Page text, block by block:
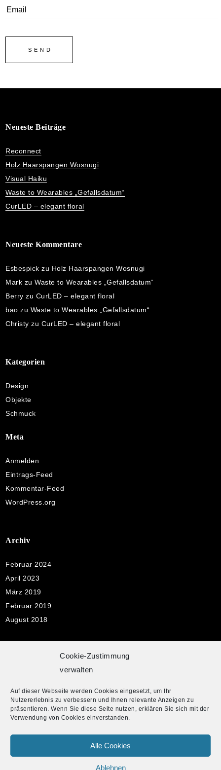
Cookie-Zustimmung
verwalten
Auf dieser Webseite werden Cookies eingesetzt, um Ihr
Nutzererlebnis zu verbessern und Ihnen relevante Anzeigen zu
präsentieren. Wenn Sie diese Seite nutzen, erklären Sie sich mit der
Verwendung von Cookies einverstanden.
Alle Cookies
Ablehnen
Neueste Beiträge
Reconnect
Holz Haarspangen Wosnugi
Visual Haiku
Waste to Wearables „Gefallsdatum“
CurLED – elegant floral
Neueste Kommentare
Esbespick zu Holz Haarspangen Wosnugi
Mark zuWaste to Wearables „Gefallsdatum“
Berry zu CurLED – elegant floral
bao zu Waste to Wearables „Gefallsdatum“
Christy zu CurLED – elegant floral
Kategorien
Design
Objekte
Schmuck
Meta
Anmelden
Eintrags-Feed
Kommentar-Feed
WordPress.org
Archiv
Februar 2024
April 2023
März 2019
Februar 2019
August 2018
Datenschutzerklärung
Cookie-Richtlinie
© 2019 Eva Marie Sänger powered by
Theme.